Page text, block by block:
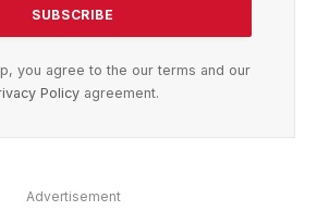
you agree to the our terms and our
Policyagreement.
Advertisement